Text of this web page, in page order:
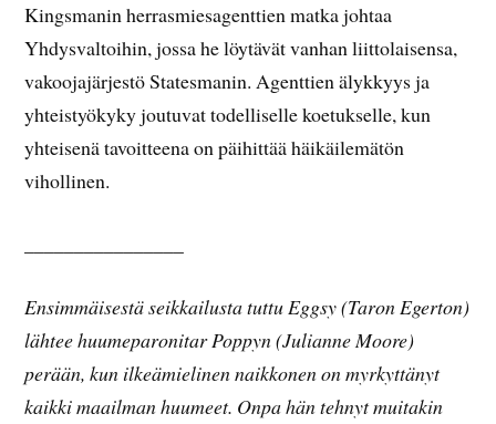
Kingsmanin herrasmiesagenttien matka johtaa
Yhdysvaltoihin, jossa he löytävät vanhan liittolaisensa,
vakoojajärjestö Statesmanin. Agenttien älykkyys ja
yhteistyökyky joutuvat todelliselle koetukselle, kun
yhteisenä tavoitteena on päihittää häikäilemätön
vihollinen.
Ensimmäisestä seikkailusta tuttu Eggsy (Taron Egerton)
lähtee huumeparonitar Poppyn (Julianne Moore)
perään, kun ilkeämielinen naikkonen on myrkyttänyt
kaikki maailman huumeet. Onpa hän tehnyt muitakin